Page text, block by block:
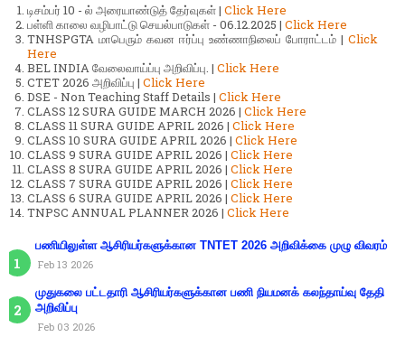
டிசம்பர் 10 - ல் அரையாண்டுத் தேர்வுகள் | Click Here
பள்ளி காலை வழிபாட்டு செயல்பாடுகள் - 06.12.2025 | Click Here
TNHSPGTA மாபெரும் கவன ஈர்ப்பு உண்ணாநிலைப் போராட்டம் | Click
Here
BEL INDIA வேலைவாய்ப்பு அறிவிப்பு. | Click Here
CTET 2026 அறிவிப்பு | Click Here
DSE - Non Teaching Staff Details | Click Here
CLASS 12 SURA GUIDE MARCH 2026 | Click Here
CLASS 11 SURA GUIDE APRIL 2026 | Click Here
CLASS 10 SURA GUIDE APRIL 2026 | Click Here
CLASS 9 SURA GUIDE APRIL 2026 | Click Here
CLASS 8 SURA GUIDE APRIL 2026 | Click Here
CLASS 7 SURA GUIDE APRIL 2026 | Click Here
CLASS 6 SURA GUIDE APRIL 2026 | Click Here
TNPSC ANNUAL PLANNER 2026 | Click Here
பணியிலுள்ள ஆசிரியர்களுக்கான TNTET 2026 அறிவிக்கை முழு விவரம்
Feb 13 2026
முதுகலை பட்டதாரி ஆசிரியர்களுக்கான பணி நியமனக் கலந்தாய்வு தேதி
அறிவிப்பு
Feb 03 2026